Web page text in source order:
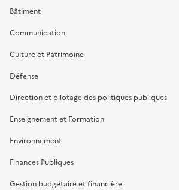
Bâtiment
Communication
Culture et Patrimoine
Défense
Direction et pilotage des politiques publiques
Enseignement et Formation
Environnement
Finances Publiques
Gestion budgétaire et financière